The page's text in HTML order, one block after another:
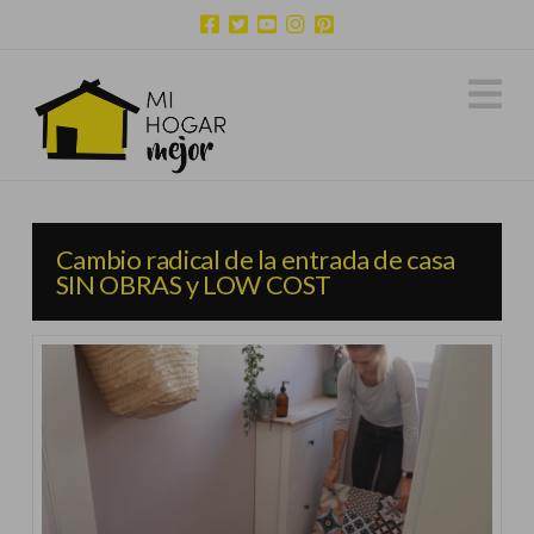
Cambio radical de la entrada de casa
SIN OBRAS y LOW COST